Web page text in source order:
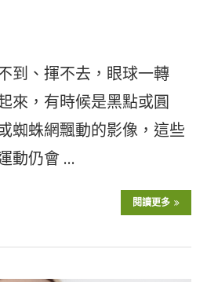
到、揮不去，眼球一轉
來，有時候是黑點或圓
蜘蛛網飄動的影像，這些
動仍會 …
閱讀更多